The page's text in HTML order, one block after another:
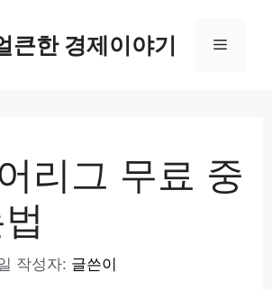
큰한 경제이야기 메
리그 무료 중
작성자: 글쓴이